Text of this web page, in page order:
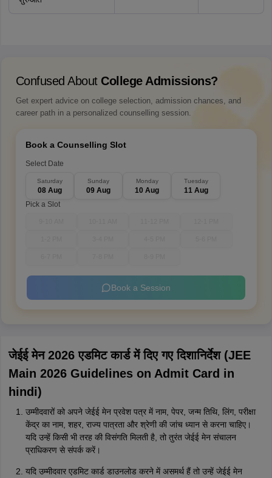
Confused About College Admissions?
Get expert advice on college selection, admission chances, and
career path in a personalized counselling session.
Book a Counselling Slot
Select Date
Saturday
08 Aug
Sunday
09 Aug
Monday
10 Aug
Tuesday
11 Aug
Pick a Slot
Book a Session
जेईई मेन 2026 एडमिट कार्ड में दिए गए दिशानिर्देश (JEE
Main 2026 Guidelines on Admit Card in
hindi)
उम्मीदवारों को अपने जेईई मेन प्रवेश पत्र में नाम, पेपर, जन्म तिथि, लिंग, परीक्षा
केंद्र का नाम, शहर, राज्य पात्रता और श्रेणी की जांच ध्यान से करना चाहिए।
यदि उन्हें किसी भी तरह की विसंगति मिलती है, तो तुरंत जेईई मेन संचालन
प्राधिकरण से संपर्क करें।
यदि उम्मीदवार एडमिट कार्ड डाउनलोड करने में असमर्थ हैं तो उन्हें जेईई मेन